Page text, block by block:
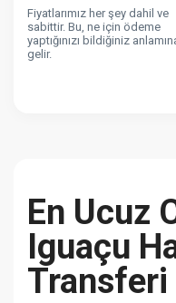
Fiyatlarımız her şey dahil ve
sabittir. Bu, ne için ödeme
yaptığınızı bildiğiniz
gelir.
En Ucuz
Iguaçu
Transferi